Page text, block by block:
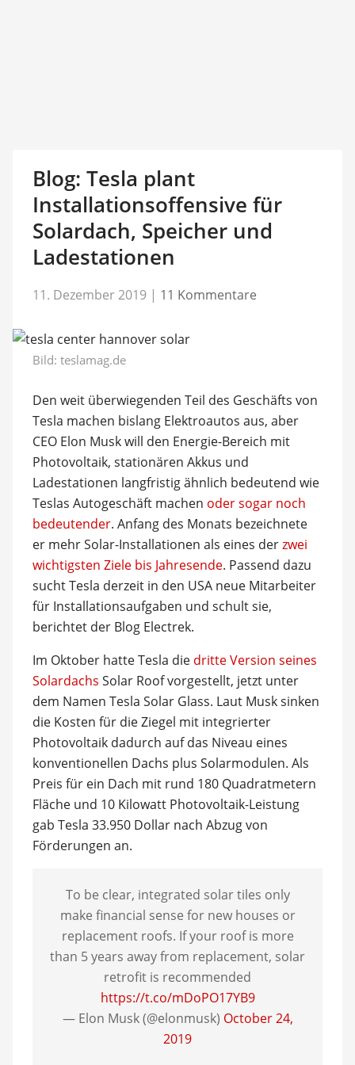
Blog: Tesla plant
Installationsoffensive für
Solardach, Speicher und
Ladestationen
11. Dezember 2019 | 11 Kommentare
Bild: teslamag.de
Den weit überwiegenden Teil des Geschäfts von
Tesla machen bislang Elektroautos aus, aber
CEO Elon Musk will den Energie-Bereich mit
Photovoltaik, stationären Akkus und
Ladestationen langfristig ähnlich bedeutend wie
Teslas Autogeschäft machen oder sogar noch
bedeutender. Anfang des Monats bezeichnete
er mehr Solar-Installationen als eines derzwei
wichtigsten Ziele bis Jahresende. Passend dazu
sucht Tesla derzeit in den USA neue Mitarbeiter
für Installationsaufgaben und schult sie,
berichtet der Blog Electrek.
Im Oktober hatte Tesla die dritte Version seines
Solardachs Solar Roof vorgestellt, jetzt unter
dem Namen Tesla Solar Glass. Laut Musk sinken
die Kosten für die Ziegel mit integrierter
Photovoltaik dadurch auf das Niveau eines
konventionellen Dachs plus Solarmodulen. Als
Preis für ein Dach mit rund 180 Quadratmetern
Fläche und 10 Kilowatt Photovoltaik-Leistung
gab Tesla 33.950 Dollar nach Abzug von
Förderungen an.
To be clear, integrated solar tiles only
make financial sense for new houses or
replacement roofs. If your roof is more
than 5 years away from replacement, solar
retrofit is recommended
https://t.co/mDoPO17YB9
— Elon Musk (@elonmusk) October 24,
2019